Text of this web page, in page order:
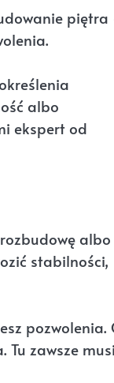
albo
ekspert od
albo
stabilności,
pozwolenia.
zawsze